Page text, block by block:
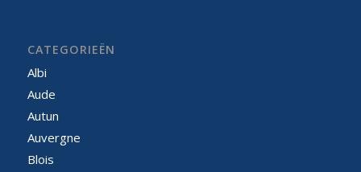
CATEGORIEËN
Albi
Aude
Autun
Auvergne
Blois